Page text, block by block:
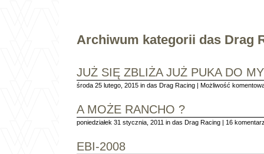
Archiwum kategorii das Drag
JUŻ SIĘ ZBLIŻA JUŻ PUKA DO
środa 25 lutego, 2015 in das Drag Racing Możliwość
A MOŻE RANCHO ?
poniedziałek 31 stycznia, 2011 in das Drag Racing 16
EBI-2008